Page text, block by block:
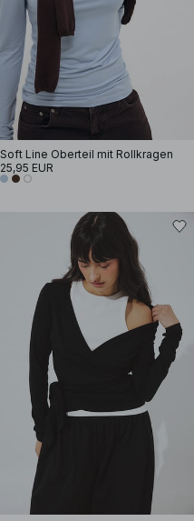
Soft Line Oberteil mit Rollkragen
25,95 EUR